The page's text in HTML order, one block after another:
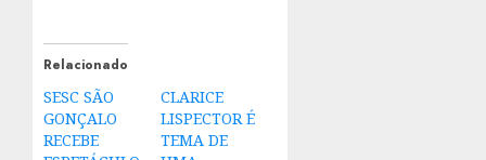
Relacionado
SESC SÃO
GONÇALO
RECEBE
CLARICE
LISPECTOR É
TEMA DE